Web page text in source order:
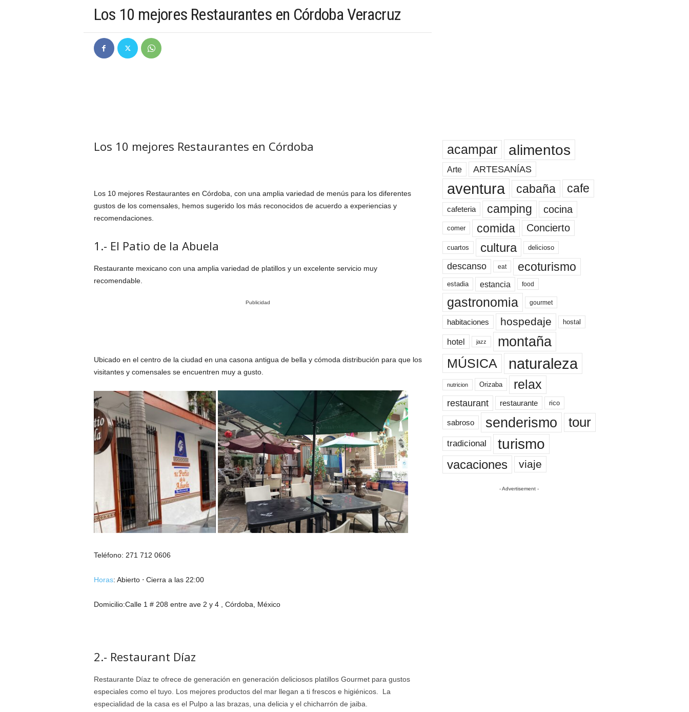
Los 10 mejores Restaurantes en Córdoba Veracruz
Los 10 mejores Restaurantes en Córdoba
Los 10 mejores Restaurantes en Córdoba, con una amplia variedad de menús para los diferentes
gustos de los comensales, hemos sugerido los más reconocidos de acuerdo a experiencias y
recomendaciones.
1.- El Patio de la Abuela
Restaurante mexicano con una amplia variedad de platillos y un excelente servicio muy
recomendable.
Publicidad
Ubicado en el centro de la ciudad en una casona antigua de bella y cómoda distribución para que los
visitantes y comensales se encuentren muy a gusto.
Teléfono: 271 712 0606
Horas: Abierto ⋅ Cierra a las 22:00
Domicilio:Calle 1 # 208 entre ave 2 y 4 , Córdoba, México
2.- Restaurant Díaz
Restaurante Díaz te ofrece de generación en generación deliciosos platillos Gourmet para gustos
especiales como el tuyo. Los mejores productos del mar llegan a ti frescos e higiénicos. La
especialidad de la casa es el Pulpo a las brazas, una delicia y el chicharrón de jaiba.
acampar alimentos
Arte ARTESANÍAS
aventura cabaña cafe
cafeteria camping cocina
comer comida Concierto
cuartos cultura delicioso
descanso eat ecoturismo
estadia estancia food
gastronomia gourmet
habitaciones hospedaje hostal
hotel jazz montaña
MÚSICA naturaleza
nutricion Orizaba relax
restaurant restaurante rico
sabroso senderismo tour
tradicional turismo
vacaciones viaje
- Advertisement -